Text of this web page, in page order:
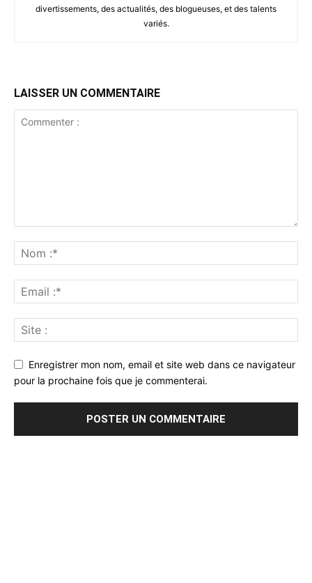
divertissements, des actualités, des blogueuses, et des talents
variés.
LAISSER UN COMMENTAIRE
Enregistrer mon nom, email et site web dans ce navigateur
pour la prochaine fois que je commenterai.